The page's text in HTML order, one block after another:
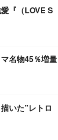
『（LOVE S
名物45％増量
いた”レトロ